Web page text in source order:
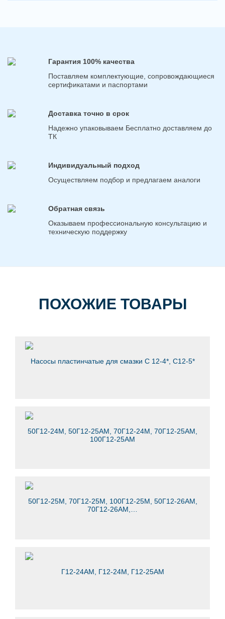
Гарантия 100% качества
Поставляем комплектующие, сопровождающиеся
сертификатами и паспортами
Доставка точно в срок
Надежно упаковываем Бесплатно доставляем до
ТК
Индивидуальный подход
Осуществляем подбор и предлагаем аналоги
Обратная связь
Оказываем профессиональную консультацию и
техническую поддержку
ПОХОЖИЕ ТОВАРЫ
Насосы пластинчатые для смазки С 12-4*, С12-5*
50Г12-24М, 50Г12-25АМ, 70Г12-24М, 70Г12-25АМ,
100Г12-25АМ
50Г12-25М, 70Г12-25М, 100Г12-25М, 50Г12-26АМ,
70Г12-26АМ,…
Г12-24АМ, Г12-24М, Г12-25АМ